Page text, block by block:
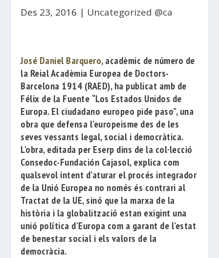
Des 23, 2016 | Uncategorized @ca
José Daniel Barquero, acadèmic de número de
la Reial Acadèmia Europea de Doctors-
Barcelona 1914 (RAED), ha publicat amb de
Félix de la Fuente “Los Estados Unidos de
Europa. El ciudadano europeo pide paso”, una
obra que defensa l’europeisme des de les
seves vessants legal, social i democràtica.
L’obra, editada per Eserp dins de la col·lecció
Consedoc-Fundación Cajasol, explica com
qualsevol intent d’aturar el procés integrador
de la Unió Europea no només és contrari al
Tractat de la UE, sinó que la marxa de la
història i la globalització estan exigint una
unió política d’Europa com a garant de l’estat
de benestar social i els valors de la
democràcia.